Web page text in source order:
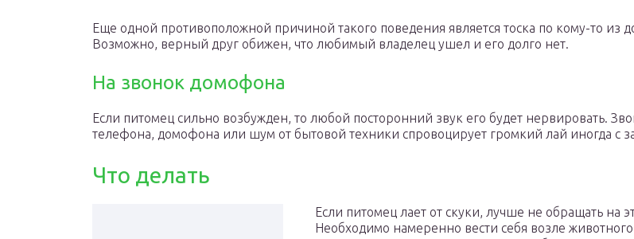
Еще одной противоположной причиной такого поведения является тоска по кому-то из
Возможно, верный друг обижен, что любимый владелец ушел и его долго нет.
На звонок домофона
Если питомец сильно возбужден, то любой посторонний звук его будет нервировать.
телефона, домофона или шум от бытовой техники спровоцирует громкий лай иногда с
Что делать
Если питомец лает от скуки, лучше не обращать на
Необходимо намеренно вести себя возле животного